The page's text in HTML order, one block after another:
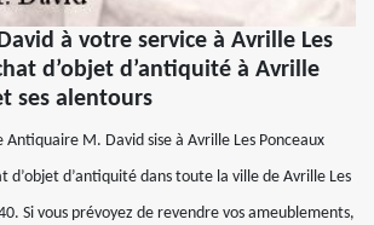
à votre service à Avrille Les
d’objet d’antiquité à Avrille
ses alentours
Antiquaire M. David sise à Avrille Les Ponceaux
d’objet d’antiquité dans toute la ville de Avrille Les
Si vous prévoyez de revendre vos ameublements,